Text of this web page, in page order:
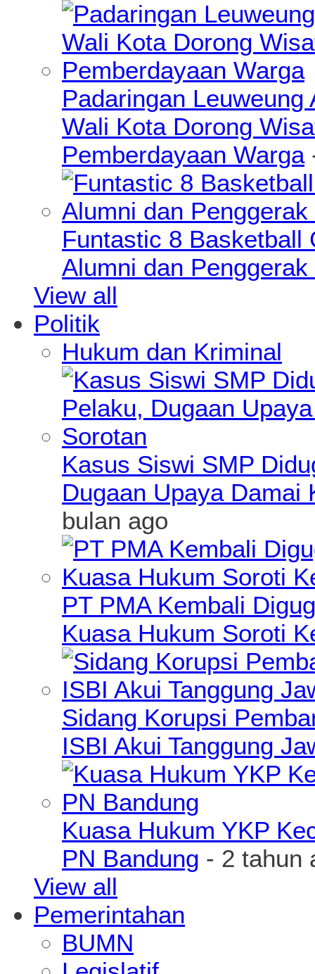
Padaringan
Wali Kota Dorong
Pemberdayaan Warga
Funtastic 8 Basketball
Alumni dan
View all
Politik
Hukum dan Kriminal
Kasus Siswi SMP
Dugaan Upaya Damai
bulan ago
PT PMA Kembali
Kuasa Hukum Soroti
Sidang Korupsi
ISBI Akui Tanggung
Kuasa Hukum YKP
PN Bandung - 2 tahun
View all
Pemerintahan
BUMN